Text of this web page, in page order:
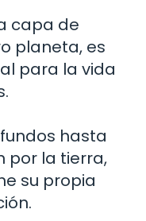
capa de
planeta, es
para la vida
hasta
por la tierra,
su propia